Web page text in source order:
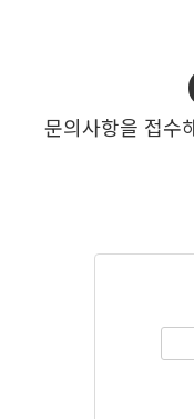
문의사항을 접수